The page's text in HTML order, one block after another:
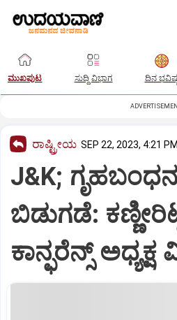
ಮುಖಪುಟ ಸುದ್ದಿ ವಿಭಾಗ ದಿನ ಭವಿಷ್ಯ
ರಾಷ್ಟ್ರೀಯ SEP 22, 2023, 4:21
J&K;
ಬಿಡುಗಡೆ:
ಕಾನ್ಫರೆನ್ಸ್